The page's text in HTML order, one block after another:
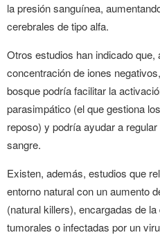
la presión sanguínea,
cerebrales de tipo alfa.
Otros estudios han indicado
concentración de iones
bosque podría facilitar la
parasimpático (el que gestiona
reposo) y podría ayudar a
sangre.
Existen, además, estudios que
entorno natural con un aumento
(natural killers), encargadas de
tumorales o infectadas por un